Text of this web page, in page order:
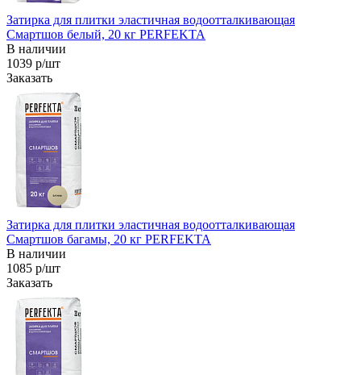
Затирка для плитки эластичная водоотталкивающая
Смартшов белый, 20 кг PERFEKTA
В наличии
1039 р/шт
Заказать
Затирка для плитки эластичная водоотталкивающая
Смартшов багамы, 20 кг PERFEKTA
В наличии
1085 р/шт
Заказать